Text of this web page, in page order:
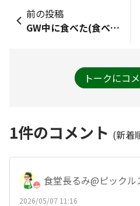
前の投稿
GW中に食べた(食べたい)お菓子は…先日芋けんぴを食べました！バニラアイスにトッピングしても美味しかったです^_^連休にはちょっとがんばって、スコーンを焼いてゆったりしたいです😍
トークにコ
1件のコメント (新着
食堂長るみ@ピックル
2026/05/07 11:16